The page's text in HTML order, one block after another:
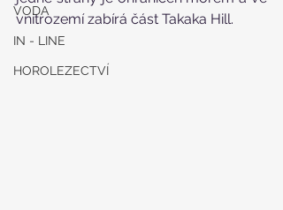
VODA
IN - LINE
HOROLEZECTVÍ
vnitrozemí zabírá část Takaka Hill.